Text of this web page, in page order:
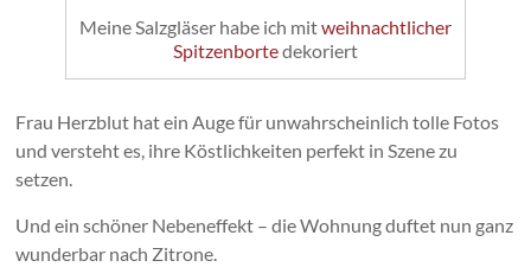
Meine Salzgläser habe ich mitweihnachtlicher
Spitzenbortedekoriert
Frau Herzblut hat ein Auge für unwahrscheinlich tolle Fotos
und versteht es, ihre Köstlichkeiten perfekt in Szene zu
setzen.
Und ein schöner Nebeneffekt – die Wohnung duftet nun ganz
wunderbar nach Zitrone.